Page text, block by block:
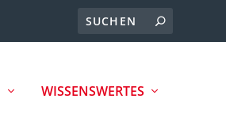
WISSENSWERTES